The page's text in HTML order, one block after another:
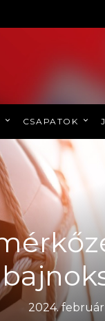
CSAPATOK
2024. február